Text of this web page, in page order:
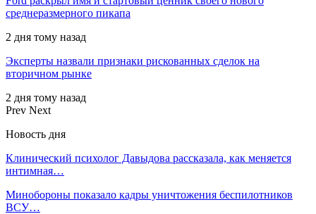
среднеразмерного пикапа
2 дня тому назад
Эксперты назвали признаки рискованных сделок на
вторичном рынке
2 дня тому назад
Prev Next
Новость дня
Клинический психолог Давыдова рассказала, как меняется
интимная…
Минобороны показало кадры уничтожения беспилотников
ВСУ…